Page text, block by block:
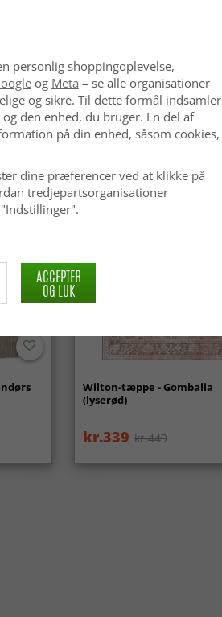
Uldtæppe - Coastal (creme)
kr.629
Wilton-tæppe - Gombalia
(lyserød)
kr.339 kr.449
personlig shoppingoplevelse,
og Meta – se alle organisationer
og sikre. Til dette formål indsamler
den enhed, du bruger. En del af
på din enhed, såsom cookies,
dine præferencer ved at klikke på
tredjepartsorganisationer
ACCEPTER
OG LUK